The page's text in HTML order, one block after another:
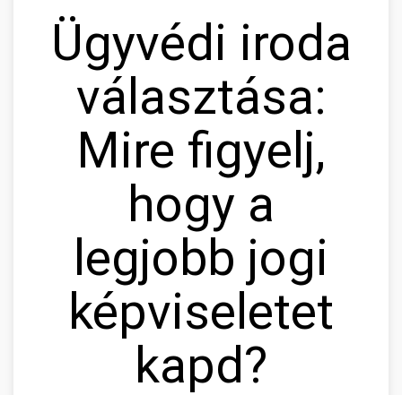
Ügyvédi iroda
választása:
Mire figyelj,
hogy a
legjobb jogi
képviseletet
kapd?